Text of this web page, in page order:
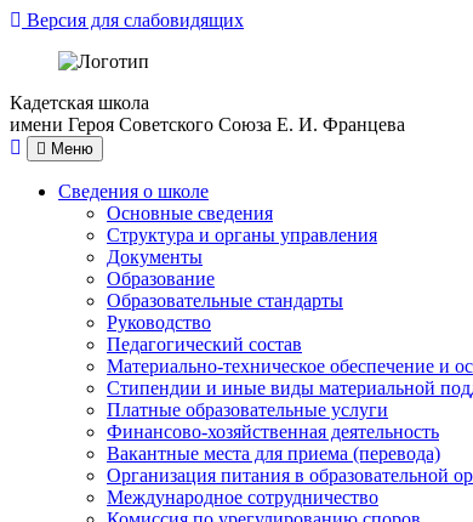
Версия для слабовидящих
Кадетская школа
имени Героя Советского Союза Е. И. Францева
Меню
Сведения о школе
Основные сведения
Структура и органы управления
Документы
Образование
Образовательные стандарты
Руководство
Педагогический состав
Материально-техническое обеспечение и
Стипендии и иные виды материальной
Платные образовательные услуги
Финансово-хозяйственная деятельность
Вакантные места для приема (перевода)
Организация питания в образовательной
Международное сотрудничество